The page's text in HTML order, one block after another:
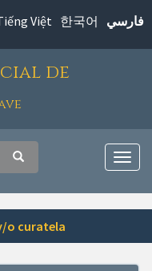
Việt 한국어 فارسي
de
Buscar
o curatela